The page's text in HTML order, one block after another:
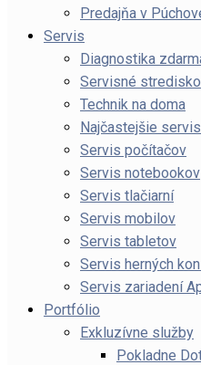
Predajňa v
Servis
Diagnostika
Servisné stredisko
Technik na doma
Najčastejšie
Servis počítačov
Servis notebookov
Servis tlačiarní
Servis mobilov
Servis tabletov
Servis herných
Servis zariadení
Portfólio
Exkluzívne služby
Pokladne